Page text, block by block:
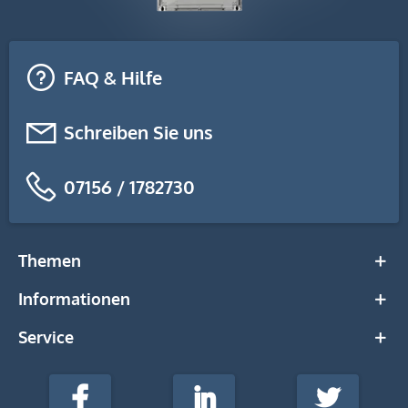
FAQ & Hilfe
Schreiben Sie uns
07156 / 1782730
Themen
Informationen
Service
stempel-